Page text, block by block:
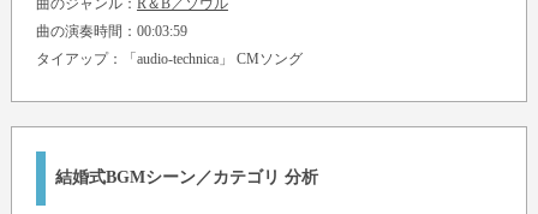
曲の演奏時間：00:03:59
タイアップ：「audio-technica」 CMソング
結婚式BGMシーン／カテゴリ 分析